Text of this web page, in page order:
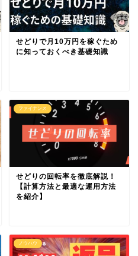
せどりで月10万円を稼ぐため
に知っておくべき基礎知識
ファイナンス
せどりの回転率を徹底解説！
【計算方法と最適な運用方法
を紹介】
ノウハウ